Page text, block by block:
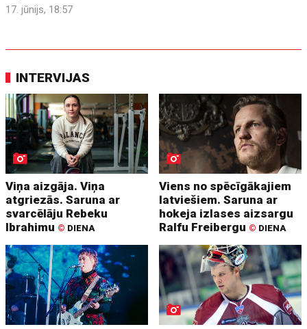
17. jūnijs, 18:57
INTERVIJAS
Viņa aizgāja. Viņa
atgriezās. Saruna ar
svarcēlāju Rebeku
Ibrahimu © DIENA
Viens no spēcīgākajiem
latviešiem. Saruna ar
hokeja izlases aizsargu
Ralfu Freibergu © DIENA